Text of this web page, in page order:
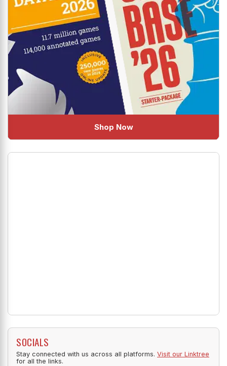
Shop Now
SOCIALS
Stay connected with us across all platforms. Visit our Linktree
for all the links.